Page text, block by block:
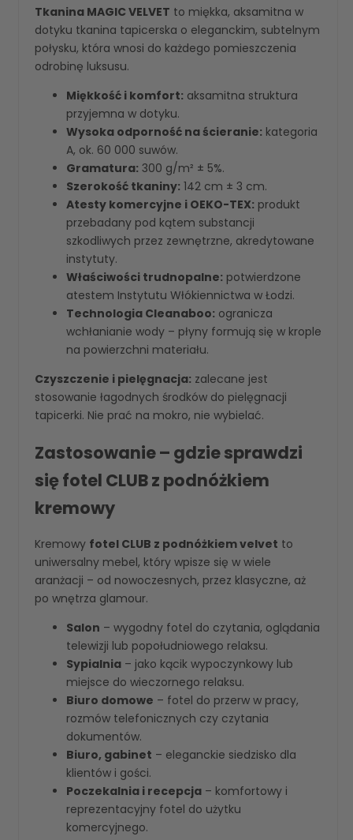
Tkanina MAGIC VELVET to miękka, aksamitna w
dotyku tkanina tapicerska o eleganckim, subtelnym
połysku, która wnosi do każdego pomieszczenia
odrobinę luksusu.
Miękkość i komfort: aksamitna struktura
przyjemna w dotyku.
Wysoka odporność na ścieranie: kategoria
A, ok. 60 000 suwów.
Gramatura: 300 g/m² ± 5%.
Szerokość tkaniny: 142 cm ± 3 cm.
Atesty komercyjne i OEKO-TEX: produkt
przebadany pod kątem substancji
szkodliwych przez zewnętrzne, akredytowane
instytuty.
Właściwości trudnopalne: potwierdzone
atestem Instytutu Włókiennictwa w Łodzi.
Technologia Cleanaboo: ogranicza
wchłanianie wody – płyny formują się w krople
na powierzchni materiału.
Czyszczenie i pielęgnacja: zalecane jest
stosowanie łagodnych środków do pielęgnacji
tapicerki. Nie prać na mokro, nie wybielać.
Zastosowanie – gdzie sprawdzi
się fotel CLUB z podnóżkiem
kremowy
Kremowy fotel CLUB z podnóżkiem velvet to
uniwersalny mebel, który wpisze się w wiele
aranżacji – od nowoczesnych, przez klasyczne, aż
po wnętrza glamour.
Salon – wygodny fotel do czytania, oglądania
telewizji lub popołudniowego relaksu.
Sypialnia – jako kącik wypoczynkowy lub
miejsce do wieczornego relaksu.
Biuro domowe – fotel do przerw w pracy,
rozmów telefonicznych czy czytania
dokumentów.
Biuro, gabinet – eleganckie siedzisko dla
klientów i gości.
Poczekalnia i recepcja – komfortowy i
reprezentacyjny fotel do użytku
komercyjnego.